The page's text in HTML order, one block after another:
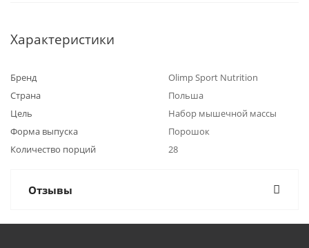
Характеристики
Бренд
Olimp Sport Nutrition
Страна
Польша
Цель
Набор мышечной массы
Форма выпуска
Порошок
Количество порций
28
Отзывы